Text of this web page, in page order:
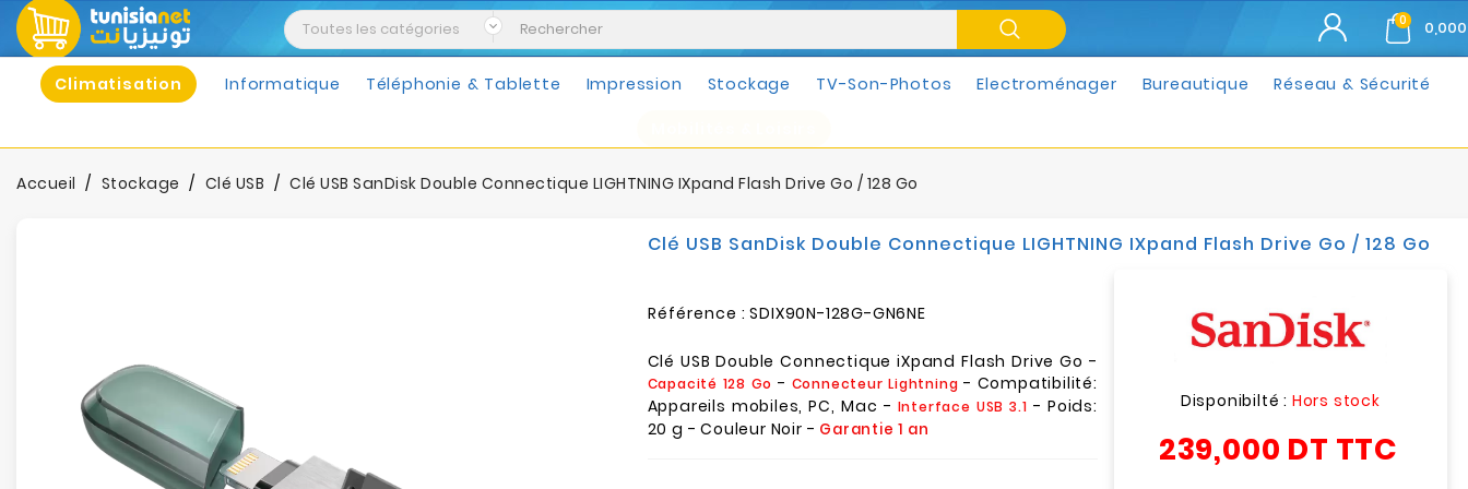
0
Climatisation Informatique Téléphonie & Tablette Impression Stockage TV-Son-Photos Electroménager Bureautique Réseau & Sécurité
Accueil Stockage Clé USB Clé USB SanDisk Double Connectique LIGHTNING IXpand Flash Drive Go / 128 Go
Clé USB SanDisk Double Connectique LIGHTNING IXpand Flash Drive Go / 128 Go
Référence : SDIX90N-128G-GN6NE
Clé USB Double Connectique iXpand Flash Drive Go -
Capacité 128 Go - Connecteur Lightning - Compatibilité:
Appareils mobiles, PC, Mac - Interface USB 3.1 - Poids:
20 g - Couleur Noir - Garantie 1 an
Disponibilté : Hors stock
239,000 DT TTC